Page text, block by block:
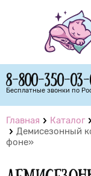
8-800-350-
Бесплатные звонки по
Главная Каталог
Демисезонный
фоне»